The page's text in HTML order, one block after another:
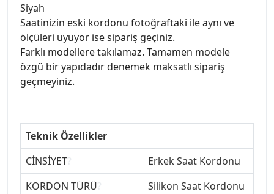
Siyah
Saatinizin eski kordonu fotoğraftaki ile aynı ve
ölçüleri uyuyor ise sipariş geçiniz.
Farklı modellere takılamaz. Tamamen modele
özgü bir yapıdadır denemek maksatlı sipariş
geçmeyiniz.
Teknik Özellikler
CİNSİYET
Erkek Saat Kordonu
KORDON TÜRÜ
Silikon Saat Kordonu